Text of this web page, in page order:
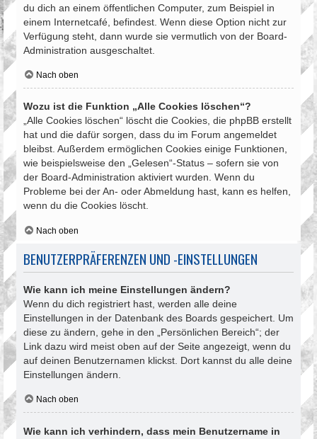
du dich an einem öffentlichen Computer, zum Beispiel in
einem Internetcafé, befindest. Wenn diese Option nicht zur
Verfügung steht, dann wurde sie vermutlich von der Board-
Administration ausgeschaltet.
Nach oben
Wozu ist die Funktion „Alle Cookies löschen“?
„Alle Cookies löschen“ löscht die Cookies, die phpBB erstellt
hat und die dafür sorgen, dass du im Forum angemeldet
bleibst. Außerdem ermöglichen Cookies einige Funktionen,
wie beispielsweise den „Gelesen“-Status – sofern sie von
der Board-Administration aktiviert wurden. Wenn du
Probleme bei der An- oder Abmeldung hast, kann es helfen,
wenn du die Cookies löscht.
Nach oben
BENUTZERPRÄFERENZEN UND -EINSTELLUNGEN
Wie kann ich meine Einstellungen ändern?
Wenn du dich registriert hast, werden alle deine
Einstellungen in der Datenbank des Boards gespeichert. Um
diese zu ändern, gehe in den „Persönlichen Bereich“; der
Link dazu wird meist oben auf der Seite angezeigt, wenn du
auf deinen Benutzernamen klickst. Dort kannst du alle deine
Einstellungen ändern.
Nach oben
Wie kann ich verhindern, dass mein Benutzername in